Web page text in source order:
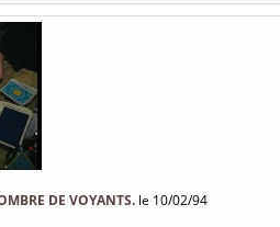
DE VOYANTS. le 10/02/94